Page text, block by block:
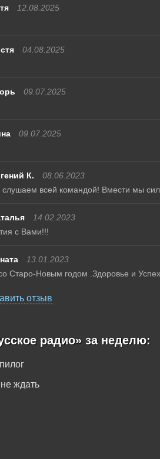
12.08.2025
04.08.2025
09.07.2025
09.07.2025
К.
08.06.2023
всей командой! Вмести мы
14.02.2023
с Вами!!!
13.01.2023
Старо-Новым годом .Здоровье и
отзыв
радио» за неделю:
ждать